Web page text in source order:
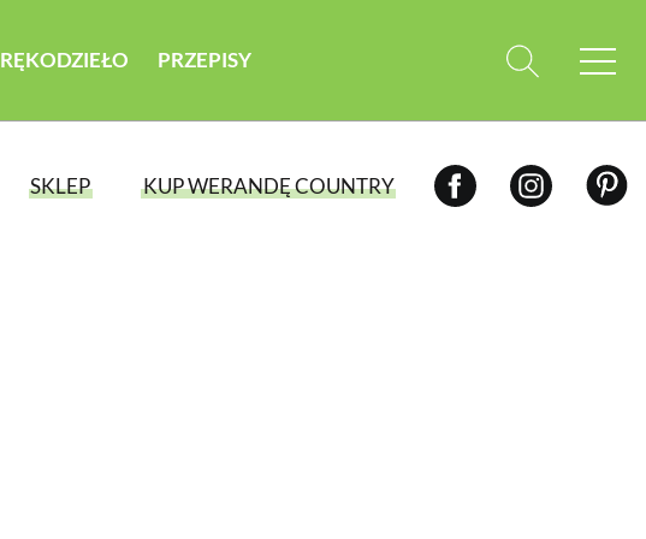
RĘKODZIEŁO PRZEPISY
SKLEP KUP WERANDĘ COUNTRY